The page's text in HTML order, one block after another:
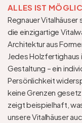
ALLES IST
Regnauer
die einzigartige
Architektur aus
Jedes
Gestaltung – ein
Persönlichkeit
keine Grenzen
zeigt beispielhaft,
unsere Vitalhäuser